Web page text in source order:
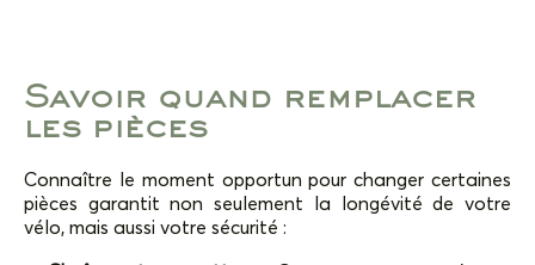
Savoir quand remplacer
les pièces
Connaître le moment opportun pour changer certaines
pièces garantit non seulement la longévité de votre
vélo, mais aussi votre sécurité :